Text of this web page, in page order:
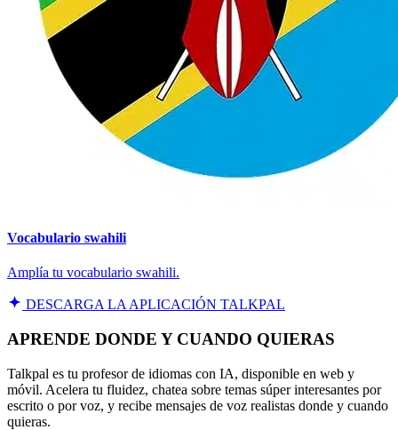
Vocabulario swahili
Amplía tu vocabulario swahili.
DESCARGA LA APLICACIÓN TALKPAL
APRENDE DONDE Y CUANDO QUIERAS
Talkpal es tu profesor de idiomas con IA, disponible en web y
móvil. Acelera tu fluidez, chatea sobre temas súper interesantes por
escrito o por voz, y recibe mensajes de voz realistas donde y cuando
quieras.